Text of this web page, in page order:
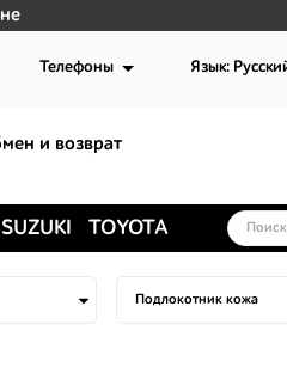
Телефоны Язык:
и возврат
SUZUKI TOYOTA